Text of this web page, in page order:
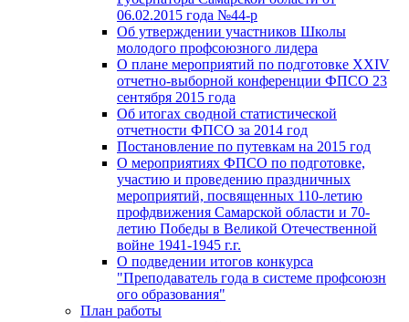
06.02.2015 года №44-р
Об утверждении участников Школы
молодого профсоюзного лидера
О плане мероприятий по подготовке XXIV
отчетно-выборной конференции ФПСО 23
сентября 2015 года
Об итогах сводной статистической
отчетности ФПСО за 2014 год
Постановление по путевкам на 2015 год
О мероприятиях ФПСО по подготовке,
участию и проведению праздничных
мероприятий, посвященных 110-летию
профдвижения Самарской области и 70-
летию Победы в Великой Отечественной
войне 1941-1945 г.г.
О подведении итогов конкурса
"Преподаватель года в системе профсоюзн
ого образования"
План работы